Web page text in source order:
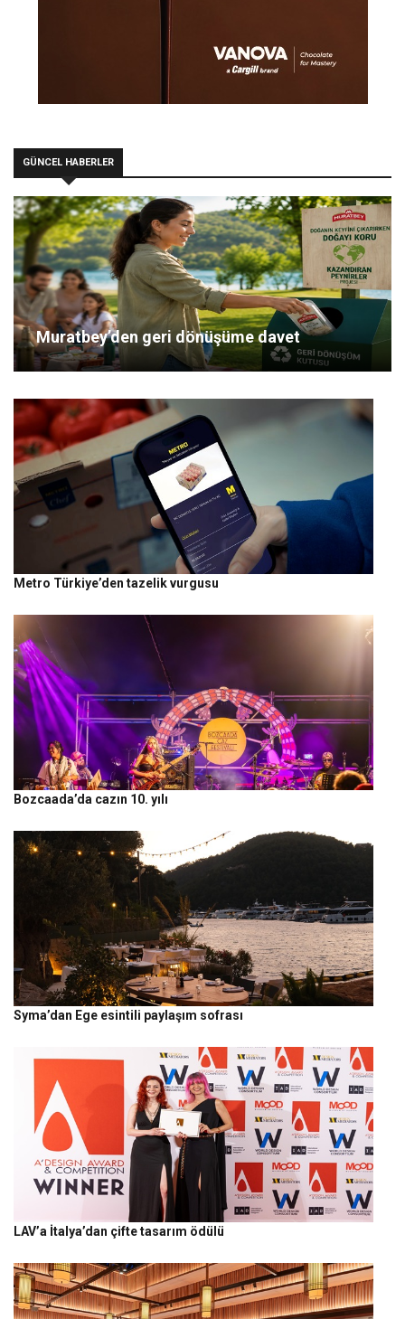
GÜNCEL HABERLER
Muratbey’den geri dönüşüme davet
Metro Türkiye’den tazelik vurgusu
Bozcaada’da cazın 10. yılı
Syma’dan Ege esintili paylaşım sofrası
LAV’a İtalya’dan çifte tasarım ödülü